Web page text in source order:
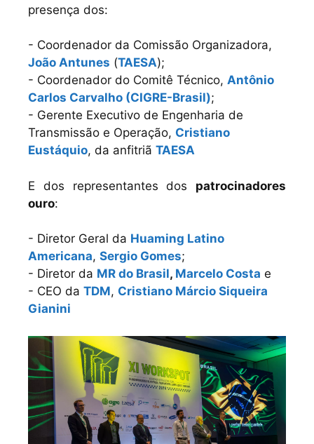
presença dos:
- Coordenador da Comissão Organizadora,
João Antunes (TAESA);
- Coordenador do Comitê Técnico, Antônio
Carlos Carvalho (CIGRE-Brasil);
- Gerente Executivo de Engenharia de
Transmissão e Operação, Cristiano
Eustáquio, da anfitriã TAESA
E dos representantes dos patrocinadores
ouro:
- Diretor Geral da Huaming Latino
Americana, Sergio Gomes;
- Diretor da MR do Brasil, Marcelo Costa e
- CEO da TDM, Cristiano Márcio Siqueira
Gianini